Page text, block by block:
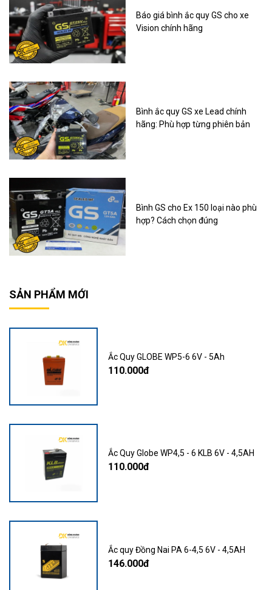
Báo giá bình ắc quy GS cho xe
Vision chính hãng
Bình ắc quy GS xe Lead chính
hãng: Phù hợp từng phiên bản
Bình GS cho Ex 150 loại nào phù
hợp? Cách chọn đúng
SẢN PHẨM MỚI
Ắc Quy GLOBE WP5-6 6V - 5Ah
110.000đ
Ắc Quy Globe WP4,5 - 6 KLB 6V - 4,5AH
110.000đ
Ắc quy Đồng Nai PA 6-4,5 6V - 4,5AH
146.000đ